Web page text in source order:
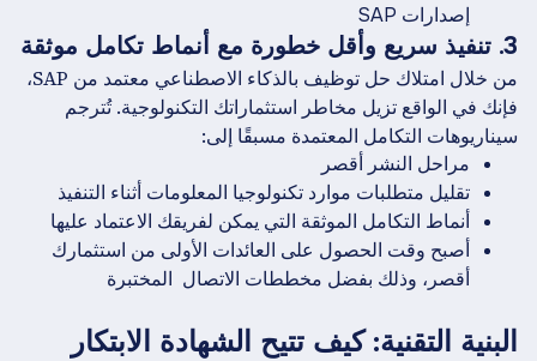
إصدارات SAP
من خلال امتلاك حل توظيف بالذكاء الاصطناعي معتمد من SAP،
فإنك في الواقع تزيل مخاطر استثماراتك التكنولوجية. تُترجم
سيناريوهات التكامل المعتمدة مسبقًا إلى:
مراحل النشر أقصر
تقليل متطلبات موارد تكنولوجيا المعلومات أثناء التنفيذ
أنماط التكامل الموثقة التي يمكن لفريقك الاعتماد عليها
أصبح وقت الحصول على العائدات الأولى من استثمارك
أقصر، وذلك بفضل مخططات الاتصال ‍ المختبرة
البنية التقنية: كيف تتيح الشهادة الابتكار